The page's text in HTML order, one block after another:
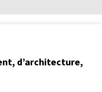
d’architecture,